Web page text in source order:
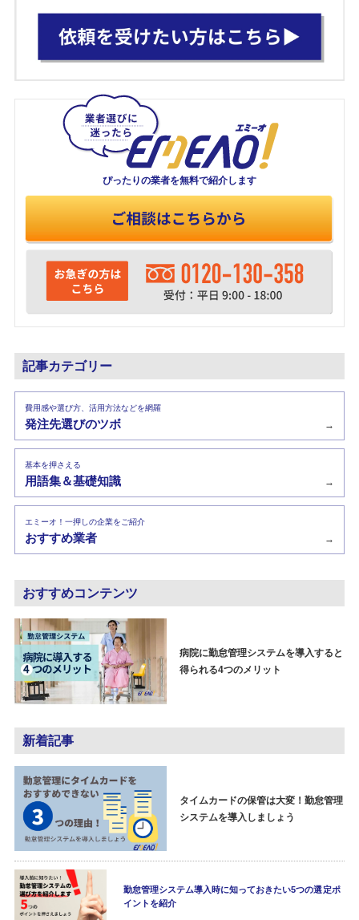
ぴったりの業者を無料で紹介します
記事カテゴリー
費用感や選び方、活用方法などを網羅
発注先選びのツボ →
基本を押さえる
用語集＆基礎知識 →
エミーオ！一押しの企業をご紹介
おすすめ業者 →
おすすめコンテンツ
病院に勤怠管理システムを導入すると
得られる4つのメリット
新着記事
タイムカードの保管は大変！勤怠管理
システムを導入しましょう
勤怠管理システム導入時に知っておきたい5つの選定ポ
イントを紹介